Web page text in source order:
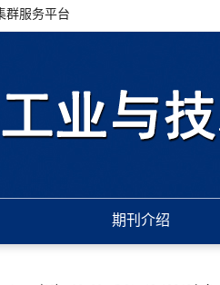
群服务平台
期刊介绍